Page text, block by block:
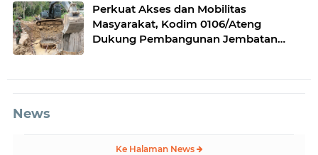
Perkuat Akses dan Mobilitas
Masyarakat, Kodim 0106/Ateng
Dukung Pembangunan Jembatan
News
Ke Halaman News